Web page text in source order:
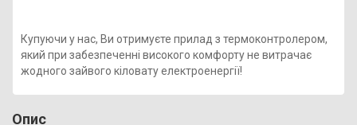
Купуючи у нас, Ви отримуєте прилад з термоконтролером,
який при забезпеченні високого комфорту не витрачає
жодного зайвого кіловату електроенергії!
Опис